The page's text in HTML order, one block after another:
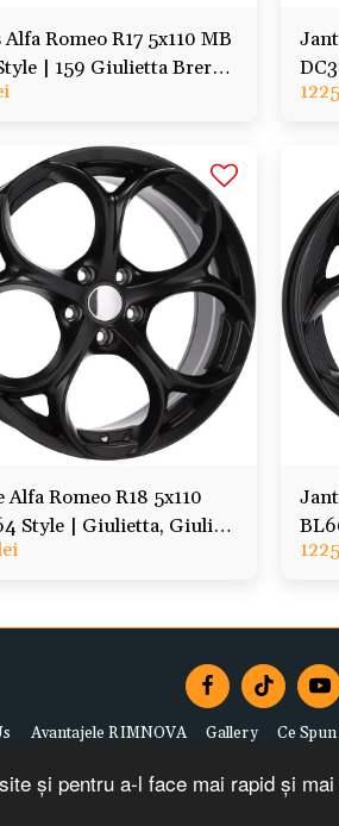
și pentru a-l face mai rapid și
Romeo R17 5x110 MB
| 159 Giulietta Brera
1225
Alfa Romeo R18 5x110
Style | Giulietta, Giulia,
Tonale, Veloce
1225
Avantajele RIMNOVA Gallery Ce
Copyright © 2026 All rights
|